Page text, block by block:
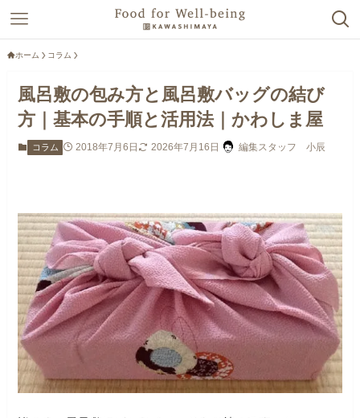
ホーム コラム
風呂敷の包み方と風呂敷バッグの結び
方｜基本の手順と活用法｜かわしま屋
コラム 2018年7月6日 2026年7月16日 編集スタッフ 小辰